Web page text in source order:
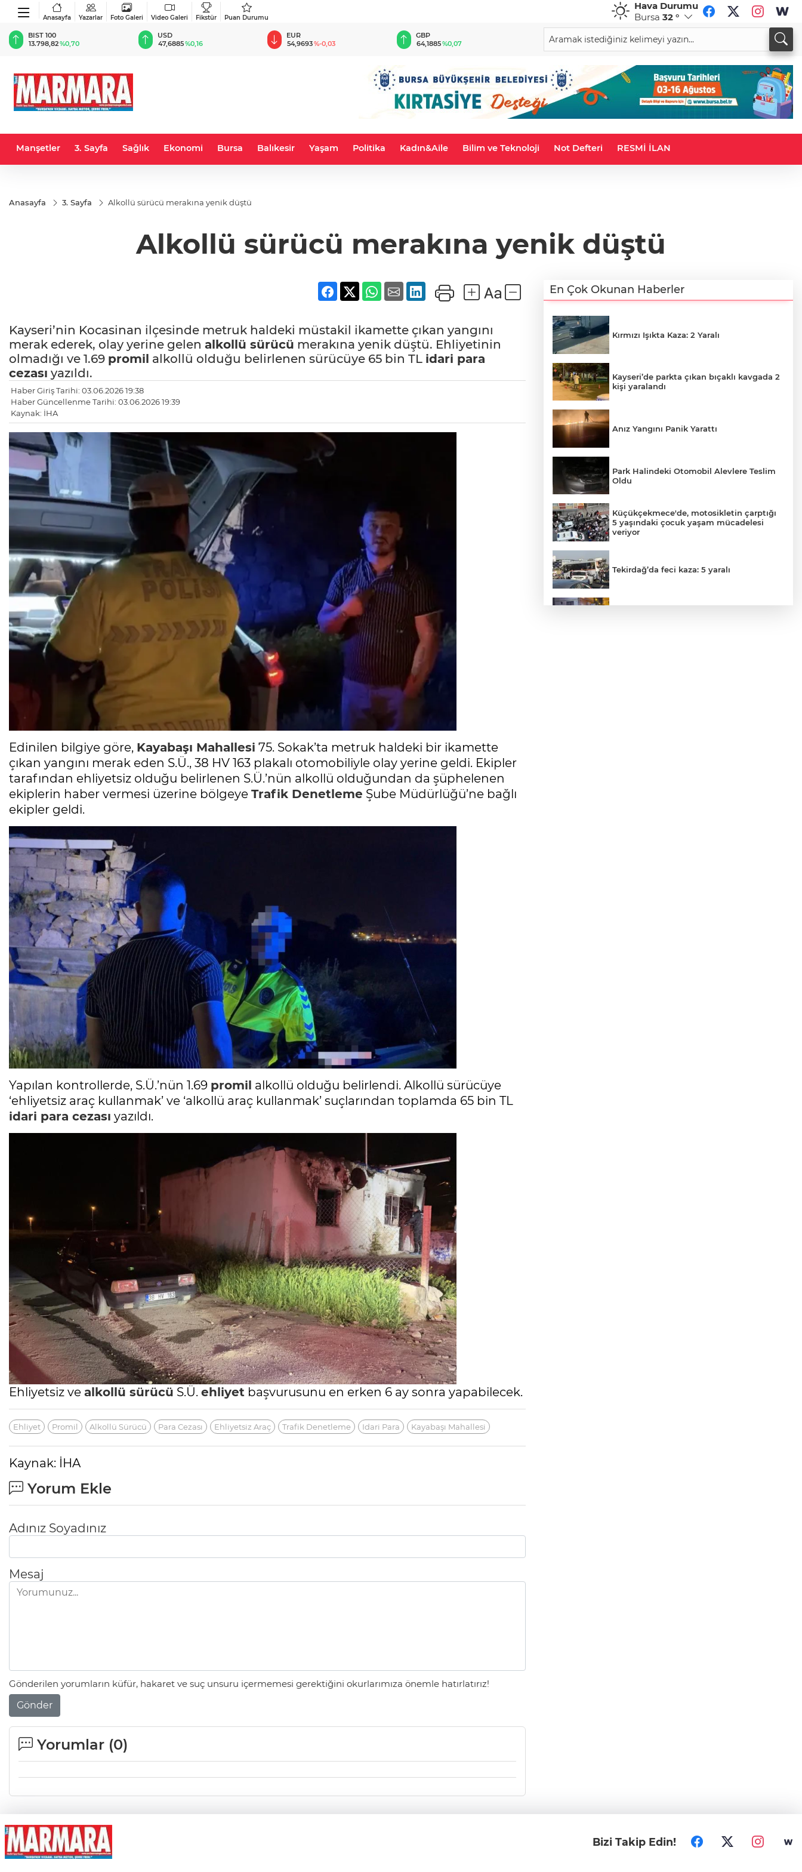
Anasayfa Yazarlar Foto Galeri Video Galeri Fikstür Puan Durumu
Hava Durumu
Bursa 32 °
BIST 100
13.798,82%0,70
USD
47,6885%0,16
EUR
54,9693%-0,03
GBP
64,1885%0,07
CHF
58,6681 %0,19
34,0098
Manşetler 3. Sayfa Sağlık Ekonomi Bursa Balıkesir Yaşam Politika Kadın&Aile Bilim ve Teknoloji Not Defteri RESMİ İLAN
Anasayfa 3. Sayfa Alkollü sürücü merakına yenik düştü
Alkollü sürücü merakına yenik düştü
Kayseri’nin Kocasinan ilçesinde metruk haldeki müstakil ikamette çıkan yangını
merak ederek, olay yerine gelen alkollü sürücü merakına yenik düştü. Ehliyetinin
olmadığı ve 1.69 promil alkollü olduğu belirlenen sürücüye 65 bin TL idari para
cezası yazıldı.
Haber Giriş Tarihi: 03.06.2026 19:38
Haber Güncellenme Tarihi: 03.06.2026 19:39
Kaynak: İHA
Edinilen bilgiye göre, Kayabaşı Mahallesi 75. Sokak’ta metruk haldeki bir ikamette
çıkan yangını merak eden S.Ü., 38 HV 163 plakalı otomobiliyle olay yerine geldi. Ekipler
tarafından ehliyetsiz olduğu belirlenen S.Ü.’nün alkollü olduğundan da şüphelenen
ekiplerin haber vermesi üzerine bölgeye Trafik Denetleme Şube Müdürlüğü’ne bağlı
ekipler geldi.
Yapılan kontrollerde, S.Ü.’nün 1.69 promil alkollü olduğu belirlendi. Alkollü sürücüye
‘ehliyetsiz araç kullanmak’ ve ‘alkollü araç kullanmak’ suçlarından toplamda 65 bin TL
idari para cezası yazıldı.
Ehliyetsiz ve alkollü sürücü S.Ü. ehliyet başvurusunu en erken 6 ay sonra yapabilecek.
Ehliyet Promil Alkollü Sürücü Para Cezası Ehliyetsiz Araç Trafik Denetleme Idari Para Kayabaşı Mahallesi
Kaynak: İHA
Yorum Ekle
Adınız Soyadınız
Mesaj
Gönderilen yorumların küfür, hakaret ve suç unsuru içermemesi gerektiğini okurlarımıza önemle hatırlatırız!
Gönder
Yorumlar (0)
En Çok Okunan Haberler
Kırmızı Işıkta Kaza: 2 Yaralı
Kayseri’de parkta çıkan bıçaklı kavgada 2
kişi yaralandı
Anız Yangını Panik Yarattı
Park Halindeki Otomobil Alevlere Teslim
Oldu
Küçükçekmece'de, motosikletin çarptığı
5 yaşındaki çocuk yaşam mücadelesi
veriyor
Tekirdağ’da feci kaza: 5 yaralı
Bizi Takip Edin!